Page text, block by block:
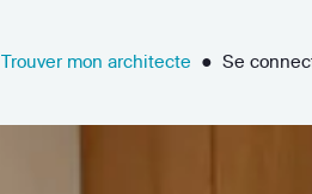
Trouver mon architecte ● Se